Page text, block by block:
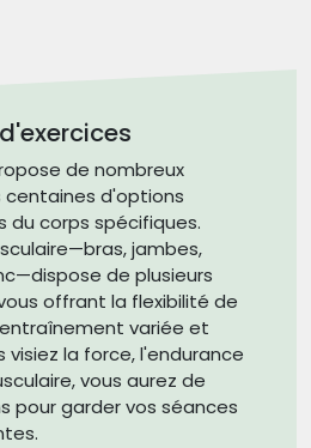
de nombreux
centaines d'options
du corps spécifiques.
jambes,
de plusieurs
offrant la flexibilité de
variée et
la force, l'endurance
vous aurez de
pour garder vos séances